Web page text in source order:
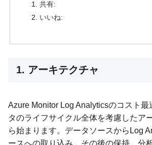
共有:
いいね:
1. アーキテクチャ
Azure Monitor Log Analyticsのコスト最
タのライフサイクル全体を考慮したア
ら始まります。データソースからLog